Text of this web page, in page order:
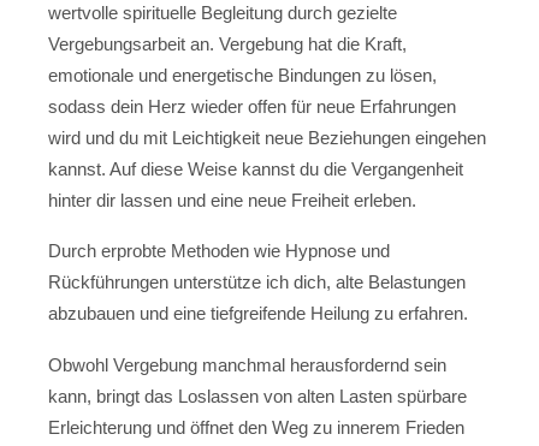
wertvolle spirituelle Begleitung durch gezielte
Vergebungsarbeit an. Vergebung hat die Kraft,
emotionale und energetische Bindungen zu lösen,
sodass dein Herz wieder offen für neue Erfahrungen
wird und du mit Leichtigkeit neue Beziehungen eingehen
kannst. Auf diese Weise kannst du die Vergangenheit
hinter dir lassen und eine neue Freiheit erleben.
Durch erprobte Methoden wie Hypnose und
Rückführungen unterstütze ich dich, alte Belastungen
abzubauen und eine tiefgreifende Heilung zu erfahren.
Obwohl Vergebung manchmal herausfordernd sein
kann, bringt das Loslassen von alten Lasten spürbare
Erleichterung und öffnet den Weg zu innerem Frieden